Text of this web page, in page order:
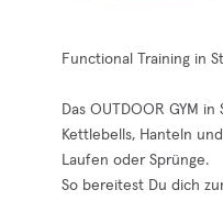
Functional Training in
Das OUTDOOR GYM
Kettlebells, Hanteln
Laufen oder Sprünge.
So bereitest Du dich